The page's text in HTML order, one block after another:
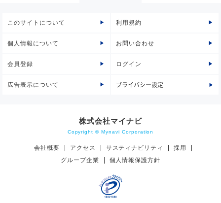
このサイトについて 利用規約
個人情報について お問い合わせ
会員登録 ログイン
広告表示について プライバシー設定
株式会社マイナビ
Copyright © Mynavi Corporation
会社概要 アクセス サスティナビリティ
採用
グループ企業
個人情報保護方針